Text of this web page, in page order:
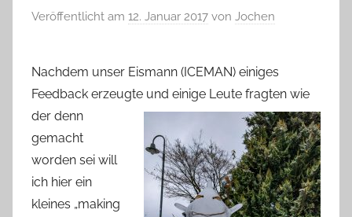
Veröffentlicht am 12. Januar 2017 von Jochen
Nachdem unser Eismann (ICEMAN) einiges
Feedback erzeugte und einige Leute fragten wie
der denn
gemacht
worden sei will
ich hier ein
kleines „making